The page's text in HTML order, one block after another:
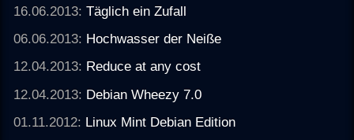
16.06.2013:Täglich ein Zufall
06.06.2013: Hochwasser der Neiße
12.04.2013: Reduce at any cost
12.04.2013: Debian Wheezy 7.0
01.11.2012: Linux Mint Debian Edition